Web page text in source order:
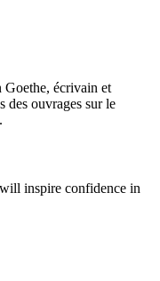
écrivain et
des ouvrages sur le
inspire confidence in